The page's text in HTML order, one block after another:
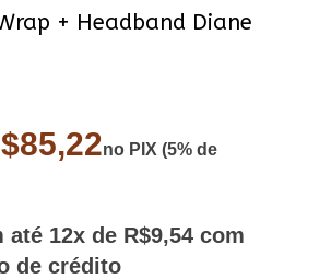
+ Headband Diane
no PIX (5% de
até 12x de R$9,54 com
de crédito